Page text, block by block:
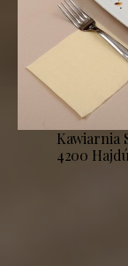
Kawiarnia
4200